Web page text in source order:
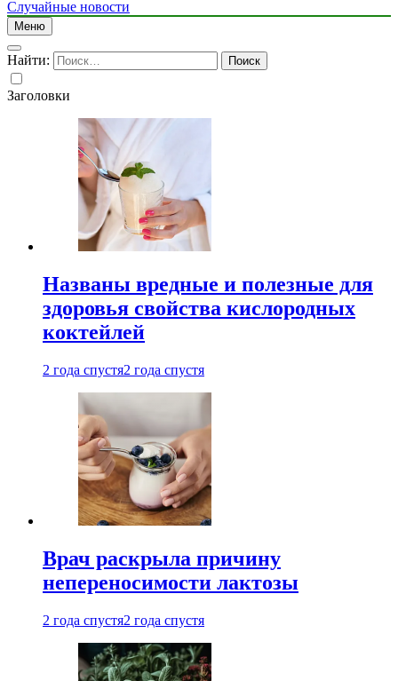
Случайные новости
Меню
Найти:
Заголовки
Названы вредные и полезные для
здоровья свойства кислородных
коктейлей
2 года спустя2 года спустя
Врач раскрыла причину
непереносимости лактозы
2 года спустя2 года спустя